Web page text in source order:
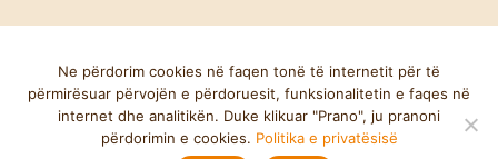
© Bawso 2025. Komisioni i Bamirësisë Nr.: 1084854. Numri i
Kompanisë: 03152590. Faqja e internetit ngaAccent Creative
Ne përdorim cookies në faqen tonë të internetit për të
përmirësuar përvojën e përdoruesit, funksionalitetin e faqes në
internet dhe analitikën. Duke klikuar "Prano", ju pranoni
përdorimin e cookies. Politika e privatësisë